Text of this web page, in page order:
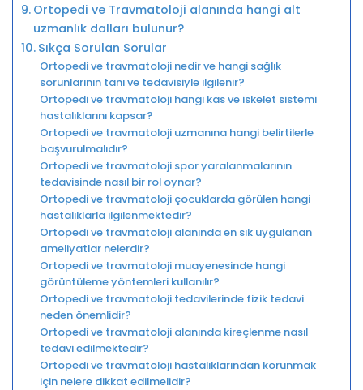
Ortopedi ve Travmatoloji alanında hangi alt
uzmanlık dalları bulunur?
Sıkça Sorulan Sorular
Ortopedi ve travmatoloji nedir ve hangi sağlık
sorunlarının tanı ve tedavisiyle ilgilenir?
Ortopedi ve travmatoloji hangi kas ve iskelet sistemi
hastalıklarını kapsar?
Ortopedi ve travmatoloji uzmanına hangi belirtilerle
başvurulmalıdır?
Ortopedi ve travmatoloji spor yaralanmalarının
tedavisinde nasıl bir rol oynar?
Ortopedi ve travmatoloji çocuklarda görülen hangi
hastalıklarla ilgilenmektedir?
Ortopedi ve travmatoloji alanında en sık uygulanan
ameliyatlar nelerdir?
Ortopedi ve travmatoloji muayenesinde hangi
görüntüleme yöntemleri kullanılır?
Ortopedi ve travmatoloji tedavilerinde fizik tedavi
neden önemlidir?
Ortopedi ve travmatoloji alanında kireçlenme nasıl
tedavi edilmektedir?
Ortopedi ve travmatoloji hastalıklarından korunmak
için nelere dikkat edilmelidir?